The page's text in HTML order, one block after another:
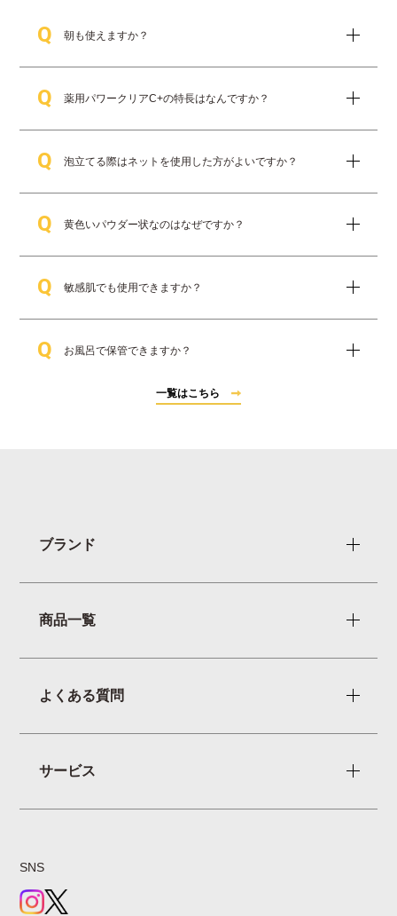
Q 朝も使えますか？
A
し、1回で1包を使いきってください。 万が一、乾燥が
気になる場合は、使用頻度を減らしてお使いくださ
Q 薬用パワークリアC+の特長はなんですか？
A
テノール）を合わせたC+maniaのキー成分の「超ビタ
ミンC＋®＊1」を配合。洗いながら、ブライトニング
＊1 アスコルビン酸、ニコチン酸アミド、D-パントテニルア
Q 泡立てる際はネットを使用した方がよいですか？
A
ークリアC+は、活きた薬用生酵素
顔料です。そのため、泡をしっかり立てなくとも、毛
＊4 使用時に活性化すること。有効成分：蛋白分解酵素（蛋
Q 黄色いパウダー状なのはなぜですか？
A
シュな状態でビタミンCと酵素をお届けするため、水の
侵入しにくい個包装、かつパウダー状の洗顔料になっ
Q 敏感肌でも使用できますか？
A
が、すべてのお客様で刺激が起きないということでは
ございませんので、ご心配なようでしたら、皮膚科専
Q お風呂で保管できますか？
極端に高温、低温、または多湿の場所での保管は避け
一覧はこちら
ブランド
商品一覧
よくある質問
サービス
SNS